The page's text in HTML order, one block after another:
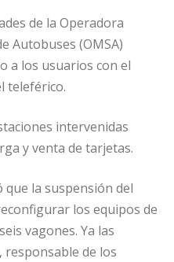
de la Operadora
Autobuses (OMSA)
a los usuarios con el
teleférico.
intervenidas
y venta de tarjetas.
que la suspensión del
los equipos de
vagones. Ya las
responsable de los